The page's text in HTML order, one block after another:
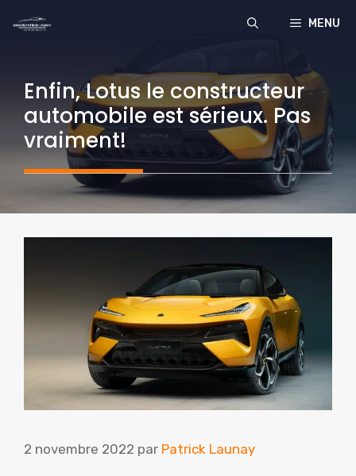
MENU
Enfin, Lotus le constructeur
automobile est sérieux. Pas
vraiment!
2 novembre 2022 par Patrick Launay